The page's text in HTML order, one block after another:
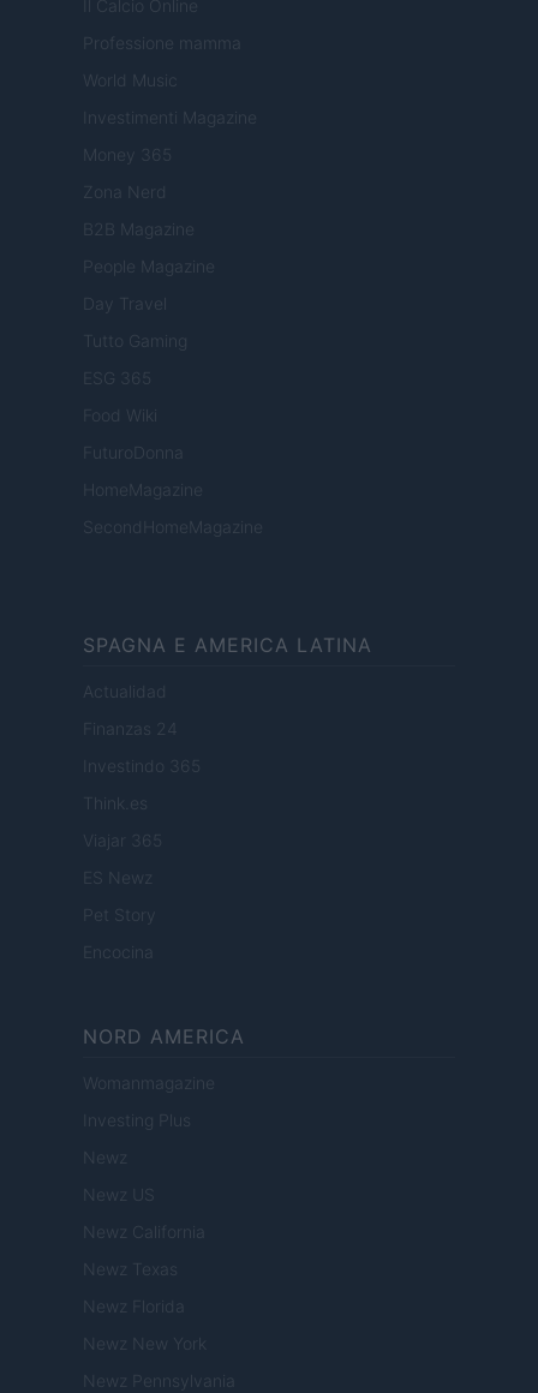
Il Calcio Online
Professione mamma
World Music
Investimenti Magazine
Money 365
Zona Nerd
B2B Magazine
People Magazine
Day Travel
Tutto Gaming
ESG 365
Food Wiki
FuturoDonna
HomeMagazine
SecondHomeMagazine
SPAGNA E AMERICA LATINA
Actualidad
Finanzas 24
Investindo 365
Think.es
Viajar 365
ES Newz
Pet Story
Encocina
NORD AMERICA
Womanmagazine
Investing Plus
Newz
Newz US
Newz California
Newz Texas
Newz Florida
Newz New York
Newz Pennsylvania